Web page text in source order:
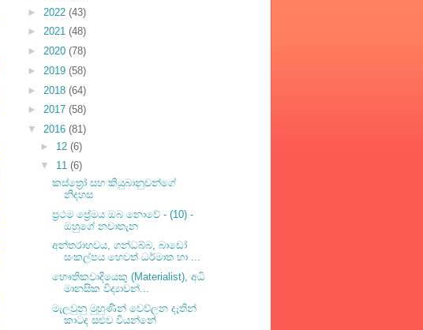
► 2022 (43)
► 2021 (48)
► 2020 (78)
► 2019 (58)
► 2018 (64)
► 2017 (58)
▼ 2016 (81)
► 12 (6)
▼ 11 (6)
කස්ත්‍රෝ සහ කියුබානුවන්ගේ
නිදහස
ප්‍රථම ප්‍රේමය ඔබ නොවේ - (10) -
ඔහුගේ නවාතැන
අන්තරාභවය, ගන්ධබ්බ, බාඩෝ
සංකල්පය හෙවත් ධර්මාත හා ...
භෞතිකවාදියෙකු (Materialist), අධි
මානසික විද්‍යාවන්...
මැලවුනු මුහුණින් වෙව්ලන දෑතින්
කාටද සළුව වියන්නේ